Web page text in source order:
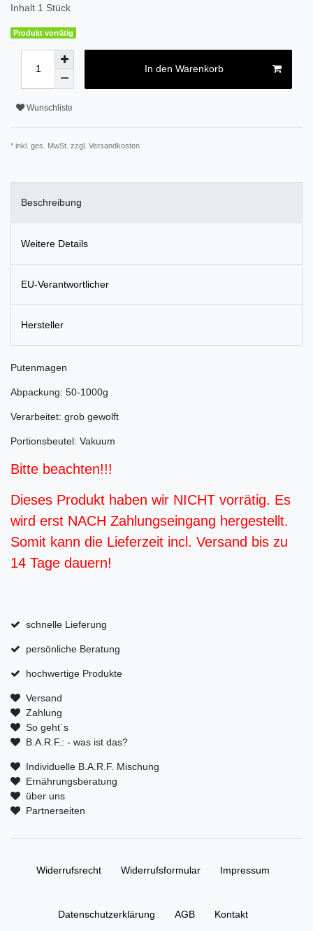
Inhalt 1 Stück
Produkt vorrätig
In den Warenkorb
Wunschliste
* inkl. ges. MwSt. zzgl. Versandkosten
Beschreibung
Weitere Details
EU-Verantwortlicher
Hersteller
Putenmagen
Abpackung: 50-1000g
Verarbeitet: grob gewolft
Portionsbeutel: Vakuum
Bitte beachten!!!
Dieses Produkt haben wir NICHT vorrätig. Es
wird erst NACH Zahlungseingang hergestellt.
Somit kann die Lieferzeit incl. Versand bis zu
14 Tage dauern!
schnelle Lieferung
persönliche Beratung
hochwertige Produkte
Versand
Zahlung
So geht´s
B.A.R.F.: - was ist das?
Individuelle B.A.R.F. Mischung
Ernährungsberatung
über uns
Partnerseiten
Widerrufs­recht Widerrufs­formular Impressum
Daten­schutz­erklärung AGB Kontakt